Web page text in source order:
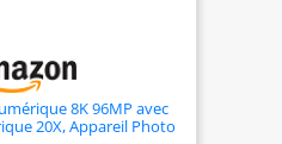
8K 96MP avec
20X, Appareil Photo